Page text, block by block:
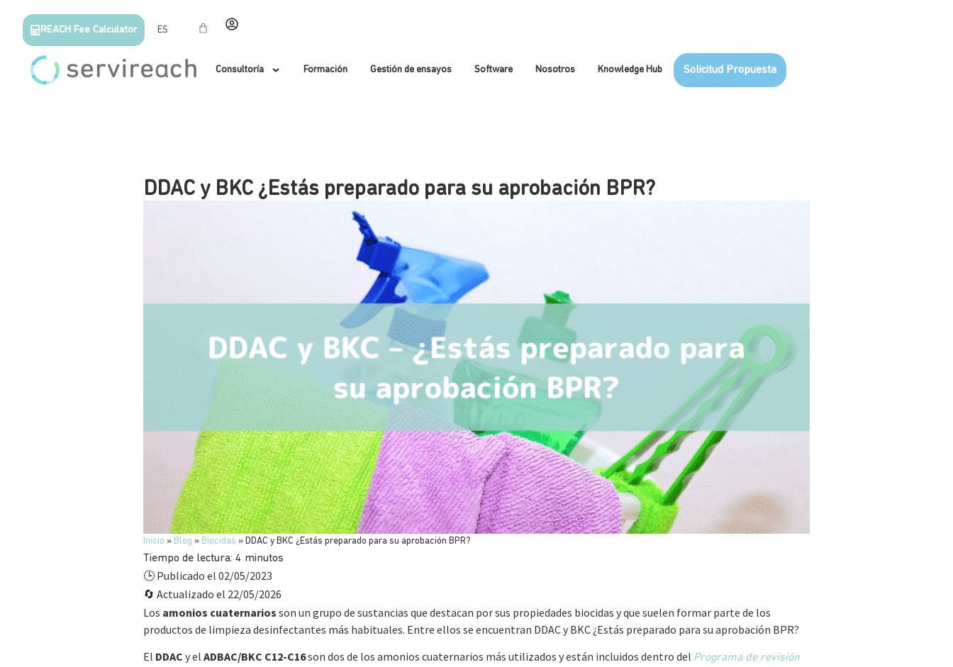
REACH Fee Calculator ES
Consultoría Formación Gestión de ensayos Software Nosotros Knowledge Hub Solicitud Propuesta
DDAC y BKC ¿Estás preparado para su aprobación BPR?
Inicio » Blog » Biocidas » DDAC y BKC ¿Estás preparado para su aprobación BPR?
Tiempo de lectura: 4 minutos
🕒 Publicado el 02/05/2023
🔄 Actualizado el 22/05/2026
Los amonios cuaternarios son un grupo de sustancias que destacan por sus propiedades biocidas y que suelen formar parte de los
productos de limpieza desinfectantes más habituales. Entre ellos se encuentran DDAC y BKC ¿Estás preparado para su aprobación BPR?
El DDAC y el ADBAC/BKC C12-C16son dos de los amonios cuaternarios más utilizados y están incluidos dentro del Programa de revisión